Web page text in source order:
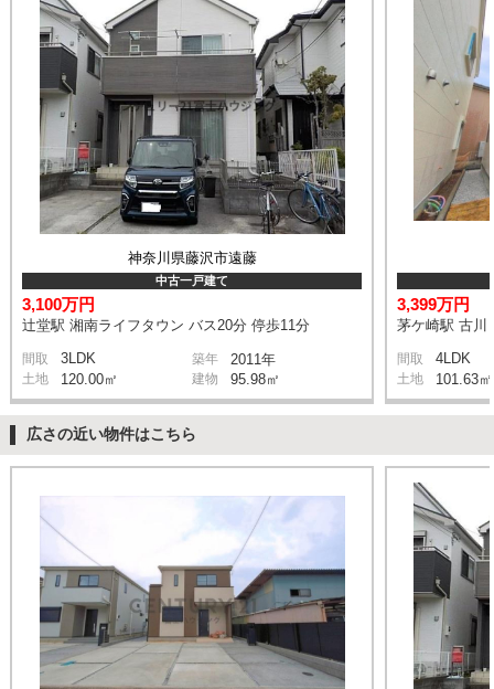
神奈川県藤沢市遠藤
中古一戸建て
3,100万円
辻堂駅 湘南ライフタウン バス20分 停歩11分
間取 3LDK 築年 2011年
土地 120.00㎡ 建物 95.98㎡
3,399万円
茅ケ崎駅 古川
間取 4LDK
土地 101.63㎡
広さの近い物件はこちら